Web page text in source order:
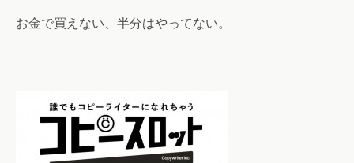
お金で買えない、半分はやってない。